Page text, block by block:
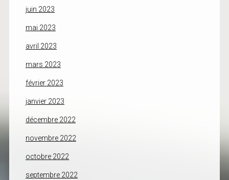
juin 2023
mai 2023
avril 2023
mars 2023
février 2023
janvier 2023
décembre 2022
novembre 2022
octobre 2022
septembre 2022